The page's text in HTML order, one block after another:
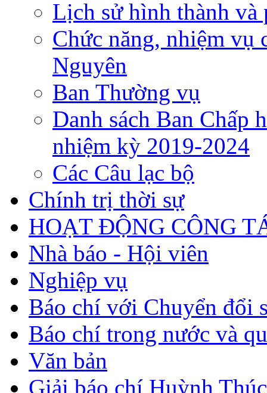
Lịch sử hình thành và
Chức năng, nhiệm vụ
Nguyên
Ban Thường vụ
Danh sách Ban Chấp
nhiệm kỳ 2019-2024
Các Câu lạc bộ
Chính trị thời sự
HOẠT ĐỘNG CÔNG
Nhà báo - Hội viên
Nghiệp vụ
Báo chí với Chuyển đổi
Báo chí trong nước và
Văn bản
Giải báo chí Huỳnh